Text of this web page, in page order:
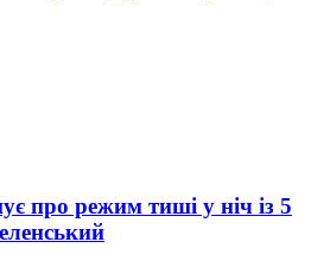
про режим тиші у ніч із 5